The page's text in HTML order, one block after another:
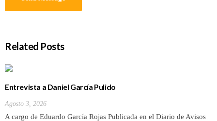
Related Posts
Entrevista a Daniel García Pulido
Agosto 3, 2026
A cargo de Eduardo García Rojas Publicada en el Diario de Avisos